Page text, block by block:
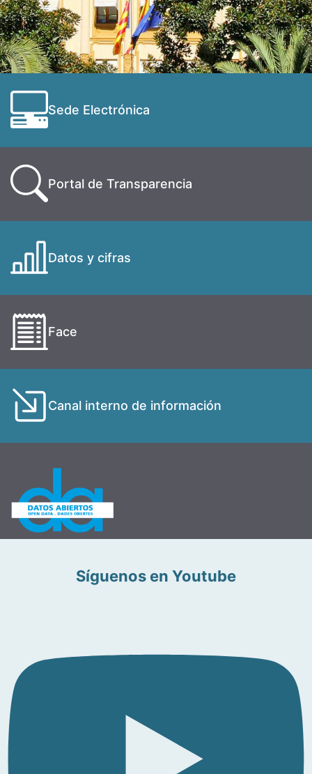
Sede Electrónica
Portal de Transparencia
Datos y cifras
Face
Canal interno de información
Síguenos en Youtube